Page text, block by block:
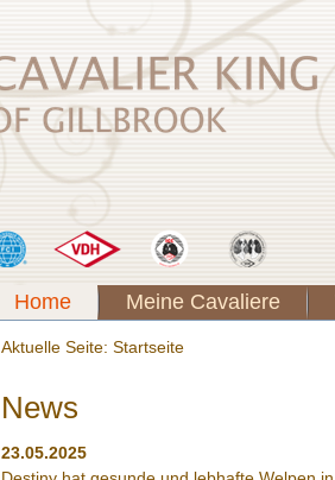
Home Meine Cavaliere
Aktuelle Seite: Startseite
News
23.05.2025